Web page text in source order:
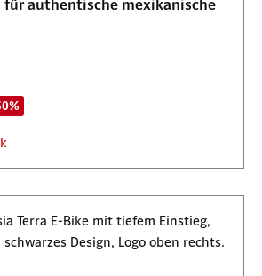
für authentische mexikanische